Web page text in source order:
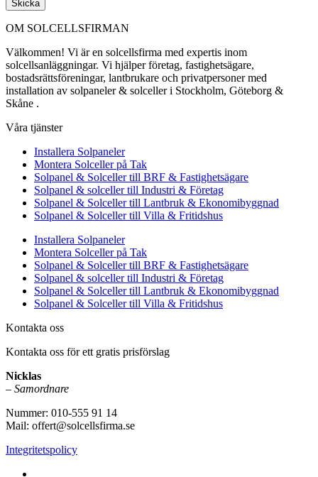
Skicka
OM SOLCELLSFIRMAN
Välkommen! Vi är en solcellsfirma med expertis inom
solcellsanläggningar. Vi hjälper företag, fastighetsägare,
bostadsrättsföreningar, lantbrukare och privatpersoner med
installation av solpaneler & solceller i Stockholm, Göteborg &
Skåne .
Våra tjänster
Installera Solpaneler
Montera Solceller på Tak
Solpanel & Solceller till BRF & Fastighetsägare
Solpanel & solceller till Industri & Företag
Solpanel & Solceller till Lantbruk & Ekonomibyggnad
Solpanel & Solceller till Villa & Fritidshus
Installera Solpaneler
Montera Solceller på Tak
Solpanel & Solceller till BRF & Fastighetsägare
Solpanel & solceller till Industri & Företag
Solpanel & Solceller till Lantbruk & Ekonomibyggnad
Solpanel & Solceller till Villa & Fritidshus
Kontakta oss
Kontakta oss för ett gratis prisförslag
Nicklas
– Samordnare
Nummer: 010-555 91 14
Mail: offert@solcellsfirma.se
Integritetspolicy